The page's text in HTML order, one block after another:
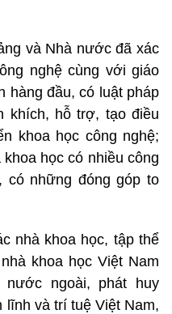
và Nhà nước đã xác
nghệ cùng với giáo
hàng đầu, có luật pháp
khích, hỗ trợ, tạo điều
khoa học công nghệ;
học có nhiều công
có những đóng góp to
nhà khoa học, tập thể
khoa học Việt Nam
ngoài, phát huy
và trí tuệ Việt Nam,